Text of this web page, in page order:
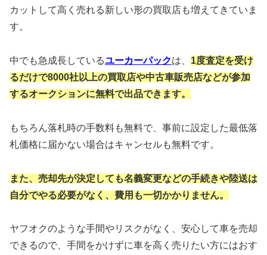
カットして高く売れる新しい形の買取店も増えてきていま
す。
中でも急成長しているユーカーパックは、 1度査定を受け
るだけで8000社以上の買取店や中古車販売店などが参加
するオークションに無料で出品できます。
もちろん落札時の手数料も無料で、事前に設定した最低落
札価格に届かない場合はキャンセルも無料です。
また、売却先が決定しても名義変更などの手続きや陸送は
自分でやる必要がなく、 費用も一切かかりません。
ヤフオクのような手間やリスクがなく、安心して車を売却
できるので、手間をかけずに車を高く売りたい方にはおす